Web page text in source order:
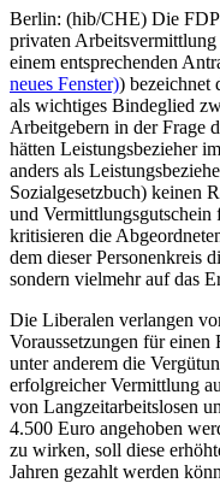
Berlin: (hib/CHE) Die
privaten Arbeitsvermittlung
einem entsprechenden
neues Fenster)) bezeichnet
als wichtiges Bindeglied
Arbeitgebern in der Frage
hätten Leistungsbezieher
anders als
Sozialgesetzbuch) keinen
und
kritisieren die
dem dieser Personenkreis
sondern vielmehr auf das
Die Liberalen verlangen
Voraussetzungen für einen
unter anderem die
erfolgreicher Vermittlung
von Langzeitarbeitslosen
4.500 Euro angehoben
zu wirken, soll diese
Jahren gezahlt werden